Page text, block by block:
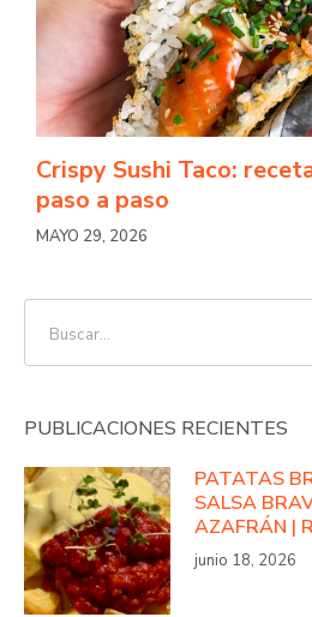
Crispy Sushi Taco:
paso a paso
MAYO 29, 2026
PUBLICACIONES RECIENTES
PATATAS
SALSA
AZAFRÁN |
junio 18, 2026